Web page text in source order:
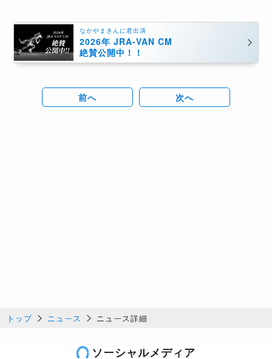
なかやまきんに君出演
2026年 JRA-VAN CM
絶賛公開中！！
前へ 次へ
トップ ニュース ニュース詳細
ソーシャルメディア